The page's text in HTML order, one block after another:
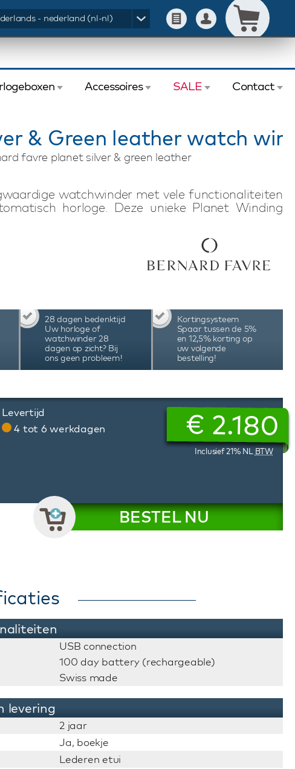
- nederland (nl-nl)
Accessoires SALE Contact
& Green leather watch
favre planet silver & green leather
watchwinder met vele functionaliteiten
horloge. Deze unieke Planet Winding
techniek en precisie. Met 6 programma's
op. De LED indicator geeft de status van de
zorgt ervoor dat u de watchwinder ook in
U kunt de watchwinder via netstroom, uw
Dit is techniek en design van de bovenste
Favre Planet Winding System watchwinder.
28 dagen bedenktijd
Uw horloge of
watchwinder 28
dagen op zicht? Bij
ons geen probleem!
Kortingsysteem
Spaar tussen de 5%
en 12,5% korting op
uw volgende
bestelling!
Levertijd
4 tot 6 werkdagen
€ 2.180
Inclusief 21% NL BTW
BESTEL NU
USB connection
100 day battery (rechargeable)
Swiss made
levering
2 jaar
Ja, boekje
Lederen etui